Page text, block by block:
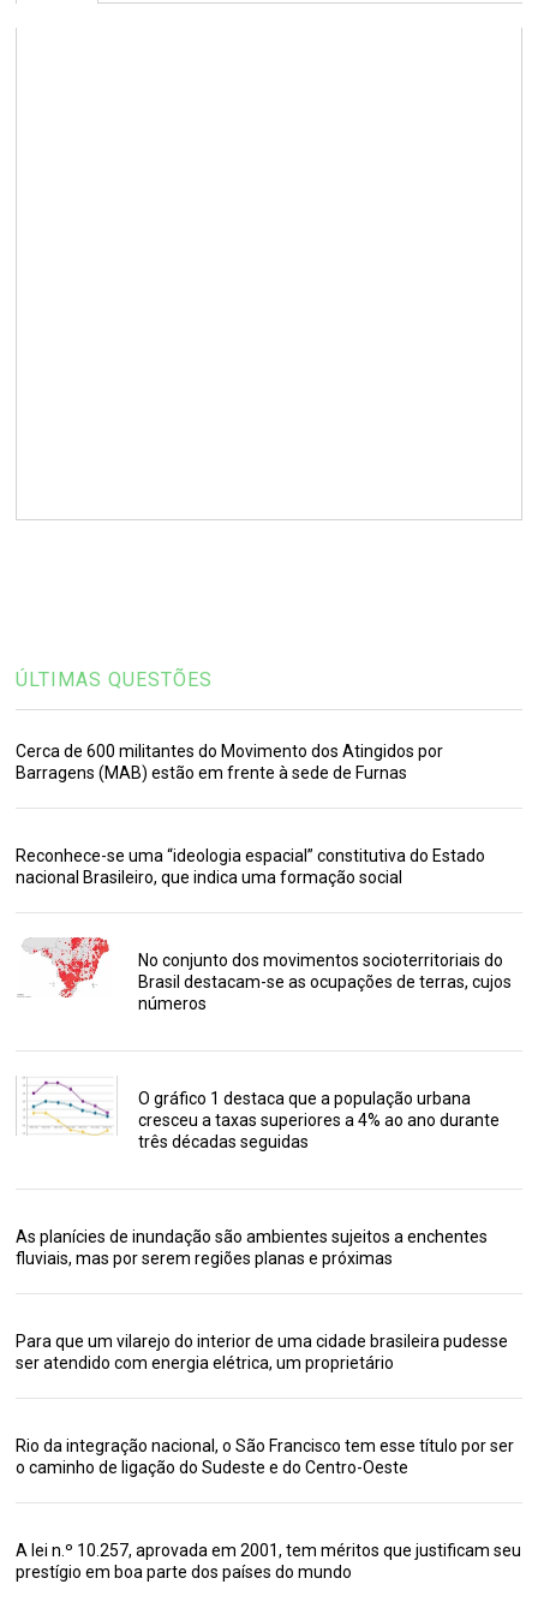
ÚLTIMAS QUESTÕES
Cerca de 600 militantes do Movimento dos Atingidos por
Barragens (MAB) estão em frente à sede de Furnas
Reconhece-se uma “ideologia espacial” constitutiva do Estado
nacional Brasileiro, que indica uma formação social
No conjunto dos movimentos socioterritoriais do
Brasil destacam-se as ocupações de terras, cujos
números
O gráfico 1 destaca que a população urbana
cresceu a taxas superiores a 4% ao ano durante
três décadas seguidas
As planícies de inundação são ambientes sujeitos a enchentes
fluviais, mas por serem regiões planas e próximas
Para que um vilarejo do interior de uma cidade brasileira pudesse
ser atendido com energia elétrica, um proprietário
Rio da integração nacional, o São Francisco tem esse título por ser
o caminho de ligação do Sudeste e do Centro-Oeste
A lei n.º 10.257, aprovada em 2001, tem méritos que justificam seu
prestígio em boa parte dos países do mundo